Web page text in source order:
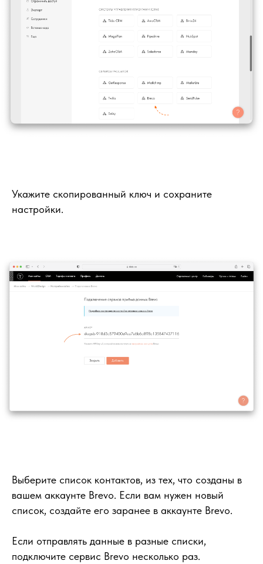
Укажите скопированный ключ и сохраните
настройки.
Выберите список контактов, из тех, что созданы в
вашем аккаунте Brevo. Если вам нужен новый
список, создайте его заранее в аккаунте Brevo.
Если отправлять данные в разные списки,
подключите сервис Brevo несколько раз.